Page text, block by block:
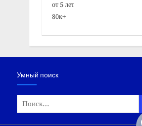
от 5 лет
80к+
Умный поиск
Найти: